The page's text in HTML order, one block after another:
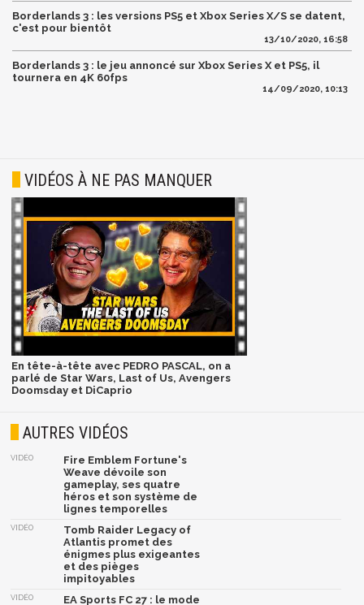
Borderlands 3 : les versions PS5 et Xbox Series X/S se datent,
c'est pour bientôt
13/10/2020, 16:58
Borderlands 3 : le jeu annoncé sur Xbox Series X et PS5, il
tournera en 4K 60fps
14/09/2020, 10:13
VIDÉOS À NE PAS MANQUER
En tête-à-tête avec PEDRO PASCAL, on a
parlé de Star Wars, Last of Us, Avengers
Doomsday et DiCaprio
AUTRES VIDÉOS
VIDÉO
Fire Emblem Fortune's
Weave dévoile son
gameplay, ses quatre
héros et son système de
lignes temporelles
VIDÉO
Tomb Raider Legacy of
Atlantis promet des
énigmes plus exigeantes
et des pièges
impitoyables
VIDÉO EA Sports FC 27 : le mode